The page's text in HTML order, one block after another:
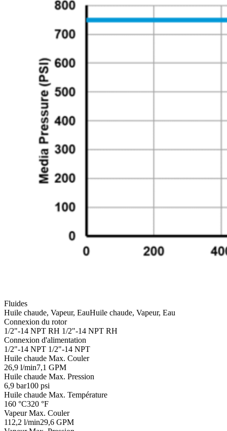
Fluides
Huile chaude, Vapeur, EauHuile chaude, Vapeur, Eau
Connexion du rotor
1/2"-14 NPT RH 1/2"-14 NPT RH
Connexion d'alimentation
1/2"-14 NPT 1/2"-14 NPT
Huile chaude Max. Couler
26,9 l/min7,1 GPM
Huile chaude Max. Pression
6,9 bar100 psi
Huile chaude Max. Température
160 °C320 °F
Vapeur Max. Couler
112,2 l/min29,6 GPM